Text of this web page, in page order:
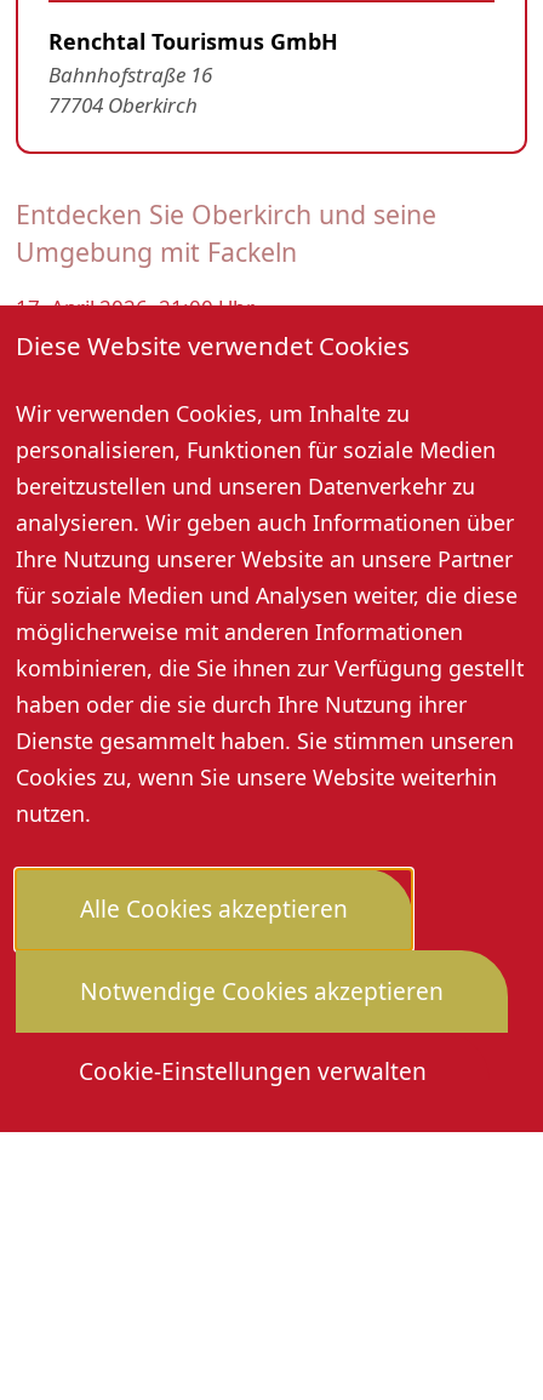
Diese Website verwendet Cookies
Wir verwenden Cookies, um Inhalte zu
personalisieren, Funktionen für soziale Medien
bereitzustellen und unseren Datenverkehr zu
analysieren. Wir geben auch Informationen über
Ihre Nutzung unserer Website an unsere Partner
für soziale Medien und Analysen weiter, die diese
möglicherweise mit anderen Informationen
kombinieren, die Sie ihnen zur Verfügung gestellt
haben oder die sie durch Ihre Nutzung ihrer
Dienste gesammelt haben. Sie stimmen unseren
Cookies zu, wenn Sie unsere Website weiterhin
nutzen.
Alle Cookies akzeptieren
Notwendige Cookies akzeptieren
Cookie-Einstellungen verwalten
Entdecken Sie Oberkirch und seine
Umgebung mit Fackeln
17. April 2026, 21:00 Uhr
Oktober und November um 20:00 Uhr
Dauer: ca. 1,5 Stunden
Bei Einbruch der Dunkelheit sorgen Fackeln für eine
tolle Atmosphäre.
Preis pro Person: 10,- Euro, Kinder 8,- Euro
Anmeldung erforderlich: Renchtal Tourismus GmbH,
Tel. 07802 82600
Mindestpersonenzahl: 10 Personen
Renchtal Tourismus GmbH
Bahnhofstraße 16
77704 Oberkirch
Die HeimattageDownloadsMitmachen